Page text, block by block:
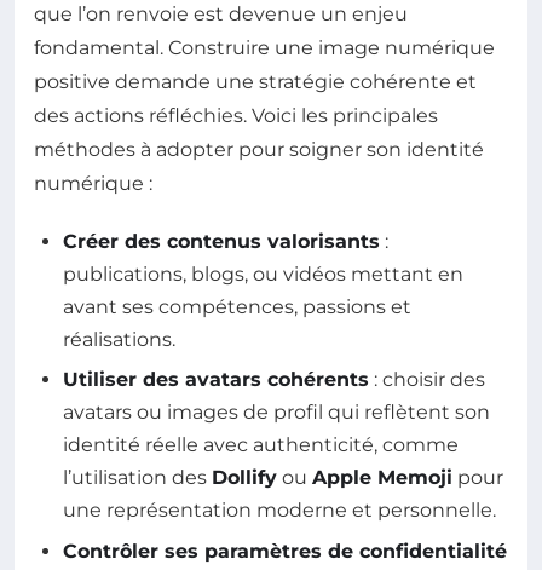
que l’on renvoie est devenue un enjeu
fondamental. Construire une image numérique
positive demande une stratégie cohérente et
des actions réfléchies. Voici les principales
méthodes à adopter pour soigner son identité
numérique :
Créer des contenus valorisants :
publications, blogs, ou vidéos mettant en
avant ses compétences, passions et
réalisations.
Utiliser des avatars cohérents : choisir des
avatars ou images de profil qui reflètent son
identité réelle avec authenticité, comme
l’utilisation des Dollify ou Apple Memoji pour
une représentation moderne et personnelle.
Contrôler ses paramètres de confidentialité